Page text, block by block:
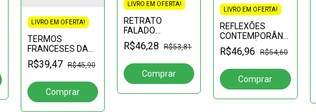
LIVRO EM OFERTA!
TERMOS
FRANCESES DA
GASTRONOMIA
NO BRASIL:
panifcação
R$39,47 R$45,90
LIVRO EM OFERTA!
RETRATO
FALADO
(FANTÁSTICO,
REDE
da mulher
brasileira na tv
R$46,28 R$53,81
LIVRO EM OFERTA!
REFLEXÕES
CONTEMPORÂNEAS
DE LINGUÍSTICA:
da teoria à prática
R$46,96 R$54,60